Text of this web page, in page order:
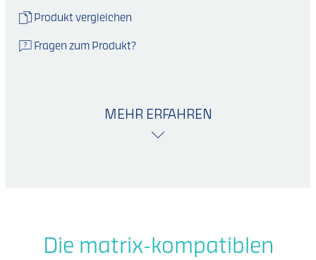
Produkt vergleichen
Fragen zum Produkt?
MEHR ERFAHREN
Die matrix-kompatiblen